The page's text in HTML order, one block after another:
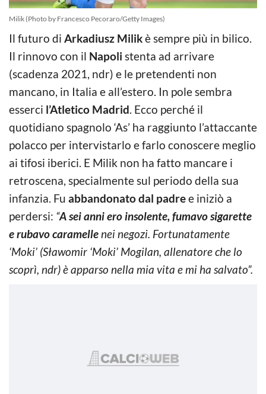
Milik (Photo by Francesco Pecoraro/Getty Images)
Il futuro di Arkadiusz Milikè sempre più in bilico.
Il rinnovo con il Napoli stenta ad arrivare
(scadenza 2021, ndr) e le pretendenti non
mancano, in Italia e all’estero. In pole sembra
esserci l’Atletico Madrid. Ecco perché il
quotidiano spagnolo ‘As’ ha raggiunto l’attaccante
polacco per intervistarlo e farlo conoscere meglio
ai tifosi iberici. E Milik non ha fatto mancare i
retroscena, specialmente sul periodo della sua
infanzia. Fu abbandonato dal padree iniziò a
perdersi: “A sei anni ero insolente, fumavo sigarette
e rubavo caramellenei negozi. Fortunatamente
‘Moki’ (Sławomir ‘Moki’ Mogilan, allenatore che lo
scoprì, ndr) è apparso nella mia vita e mi ha salvato”.